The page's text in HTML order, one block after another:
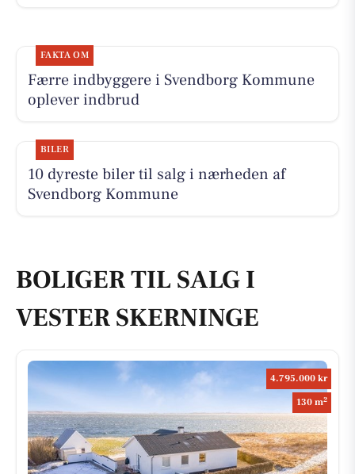
FAKTA OM
Færre indbyggere i Svendborg Kommune
oplever indbrud
BILER
10 dyreste biler til salg i nærheden af
Svendborg Kommune
BOLIGER TIL SALG I
VESTER SKERNINGE
4.795.000 kr
130 m2